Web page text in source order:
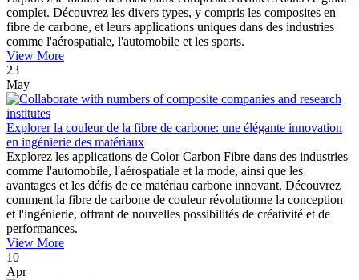
complet. Découvrez les divers types, y compris les composites en
fibre de carbone, et leurs applications uniques dans des industries
comme l'aérospatiale, l'automobile et les sports.
View More
23
May
Explorer la couleur de la fibre de carbone: une élégante innovation
en ingénierie des matériaux
Explorez les applications de Color Carbon Fibre dans des industries
comme l'automobile, l'aérospatiale et la mode, ainsi que les
avantages et les défis de ce matériau carbone innovant. Découvrez
comment la fibre de carbone de couleur révolutionne la conception
et l'ingénierie, offrant de nouvelles possibilités de créativité et de
performances.
View More
10
Apr